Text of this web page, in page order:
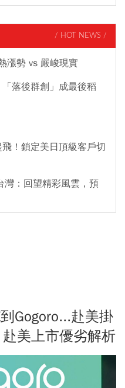
/ HOT NEWS /
漲勢 vs 嚴峻現實
落後群創」成最後稻
！鎖定美日頂級客戶切
灣：回望精彩風雲，預
Gogoro...赴美掛
美上市優劣解析